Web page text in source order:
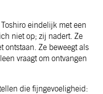
eindelijk met een
niet op; zij nadert. Ze
ontstaan. Ze beweegt als
vraagt om ontvangen
die fijngevoeligheid: